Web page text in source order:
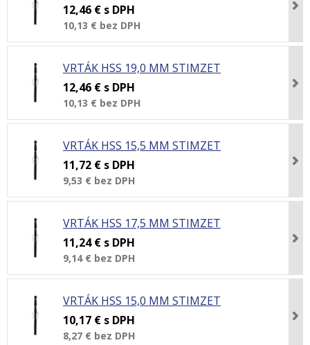
12,46 € s DPH
10,13 € bez DPH
VRTÁK HSS 19,0 MM STIMZET
12,46 € s DPH
10,13 € bez DPH
VRTÁK HSS 15,5 MM STIMZET
11,72 € s DPH
9,53 € bez DPH
VRTÁK HSS 17,5 MM STIMZET
11,24 € s DPH
9,14 € bez DPH
VRTÁK HSS 15,0 MM STIMZET
10,17 € s DPH
8,27 € bez DPH